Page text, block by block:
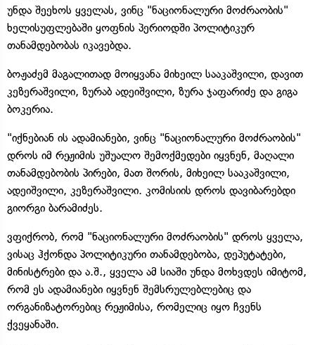
უნდა შეეხოს ყველას, ვინც "ნაციონალური მოძრაობის"
ხელისუფლებაში ყოფნის პერიოდში პოლიტიკურ
თანამდებობას იკავებდა.
ბოჟაძემ მაგალითად მოიყვანა მიხეილ სააკაშვილი, დავით
კეზერაშვილი, ზურაბ ადეიშვილი, ზურა ჯაფარიძე და გიგა
ბოკერია.
"იქნებიან ის ადამიანები, ვინც "ნაციონალური მოძრაობის"
დროს იმ რეჟიმის უშუალო შემოქმედები იყვნენ, მაღალი
თანამდებობის პირები, მათ შორის, მიხეილ სააკაშვილი,
ადეიშვილი, კეზერაშვილი. კომისიის დროს დავიბარებდი
გიორგი ბარამიძეს.
ვფიქრობ, რომ "ნაციონალური მოძრაობის" დროს ყველა,
ვისაც ჰქონდა პოლიტიკური თანამდებობა, დეპუტატები,
მინისტრები და ა.შ., ყველა ამ სიაში უნდა მოხვდეს იმიტომ,
რომ ეს ადამიანები იყვნენ შემსრულებლებიც და
ორგანიზატორებიც რეჟიმისა, რომელიც იყო ჩვენს
ქვეყანაში.